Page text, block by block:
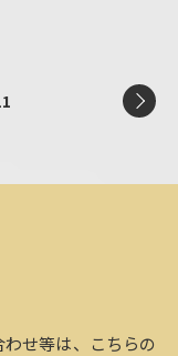
せ等は、こちらの